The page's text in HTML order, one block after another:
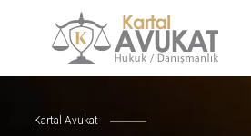
Kartal Avukat